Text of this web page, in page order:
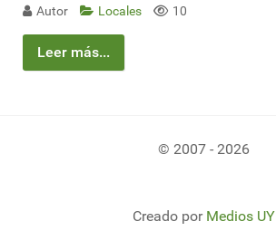
Autor Locales 10
Leer más...
© 2007 - 2026
Creado por Medios UY